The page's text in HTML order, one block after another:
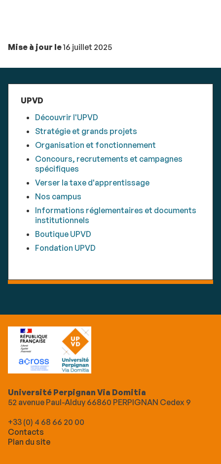
Mise à jour le16 juillet 2025
UPVD
Découvrir l'UPVD
Stratégie et grands projets
Organisation et fonctionnement
Concours, recrutements et campagnes
spécifiques
Verser la taxe d'apprentissage
Nos campus
Informations réglementaires et documents
institutionnels
Boutique UPVD
Fondation UPVD
Université Perpignan Via Domitia
52 avenue Paul-Alduy 66860 PERPIGNAN Cedex 9
+33 (0) 4 68 66 20 00
Contacts
Plan du site